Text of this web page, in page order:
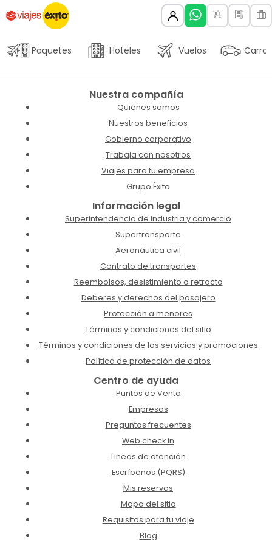
Paquetes Hoteles Vuelos Carros
Nuestra compañía
Quiénes somos
Nuestros beneficios
Gobierno corporativo
Trabaja con nosotros
Viajes para tu empresa
Grupo Éxito
Información legal
Superintendencia de industria y comercio
Supertransporte
Aeronáutica civil
Contrato de transportes
Reembolsos, desistimiento o retracto
Deberes y derechos del pasajero
Protección a menores
Términos y condiciones del sitio
Términos y condiciones de los servicios y promociones
Política de protección de datos
Centro de ayuda
Puntos de Venta
Empresas
Preguntas frecuentes
Web check in
Lineas de atención
Escríbenos (PQRS)
Mis reservas
Mapa del sitio
Requisitos para tu viaje
Blog